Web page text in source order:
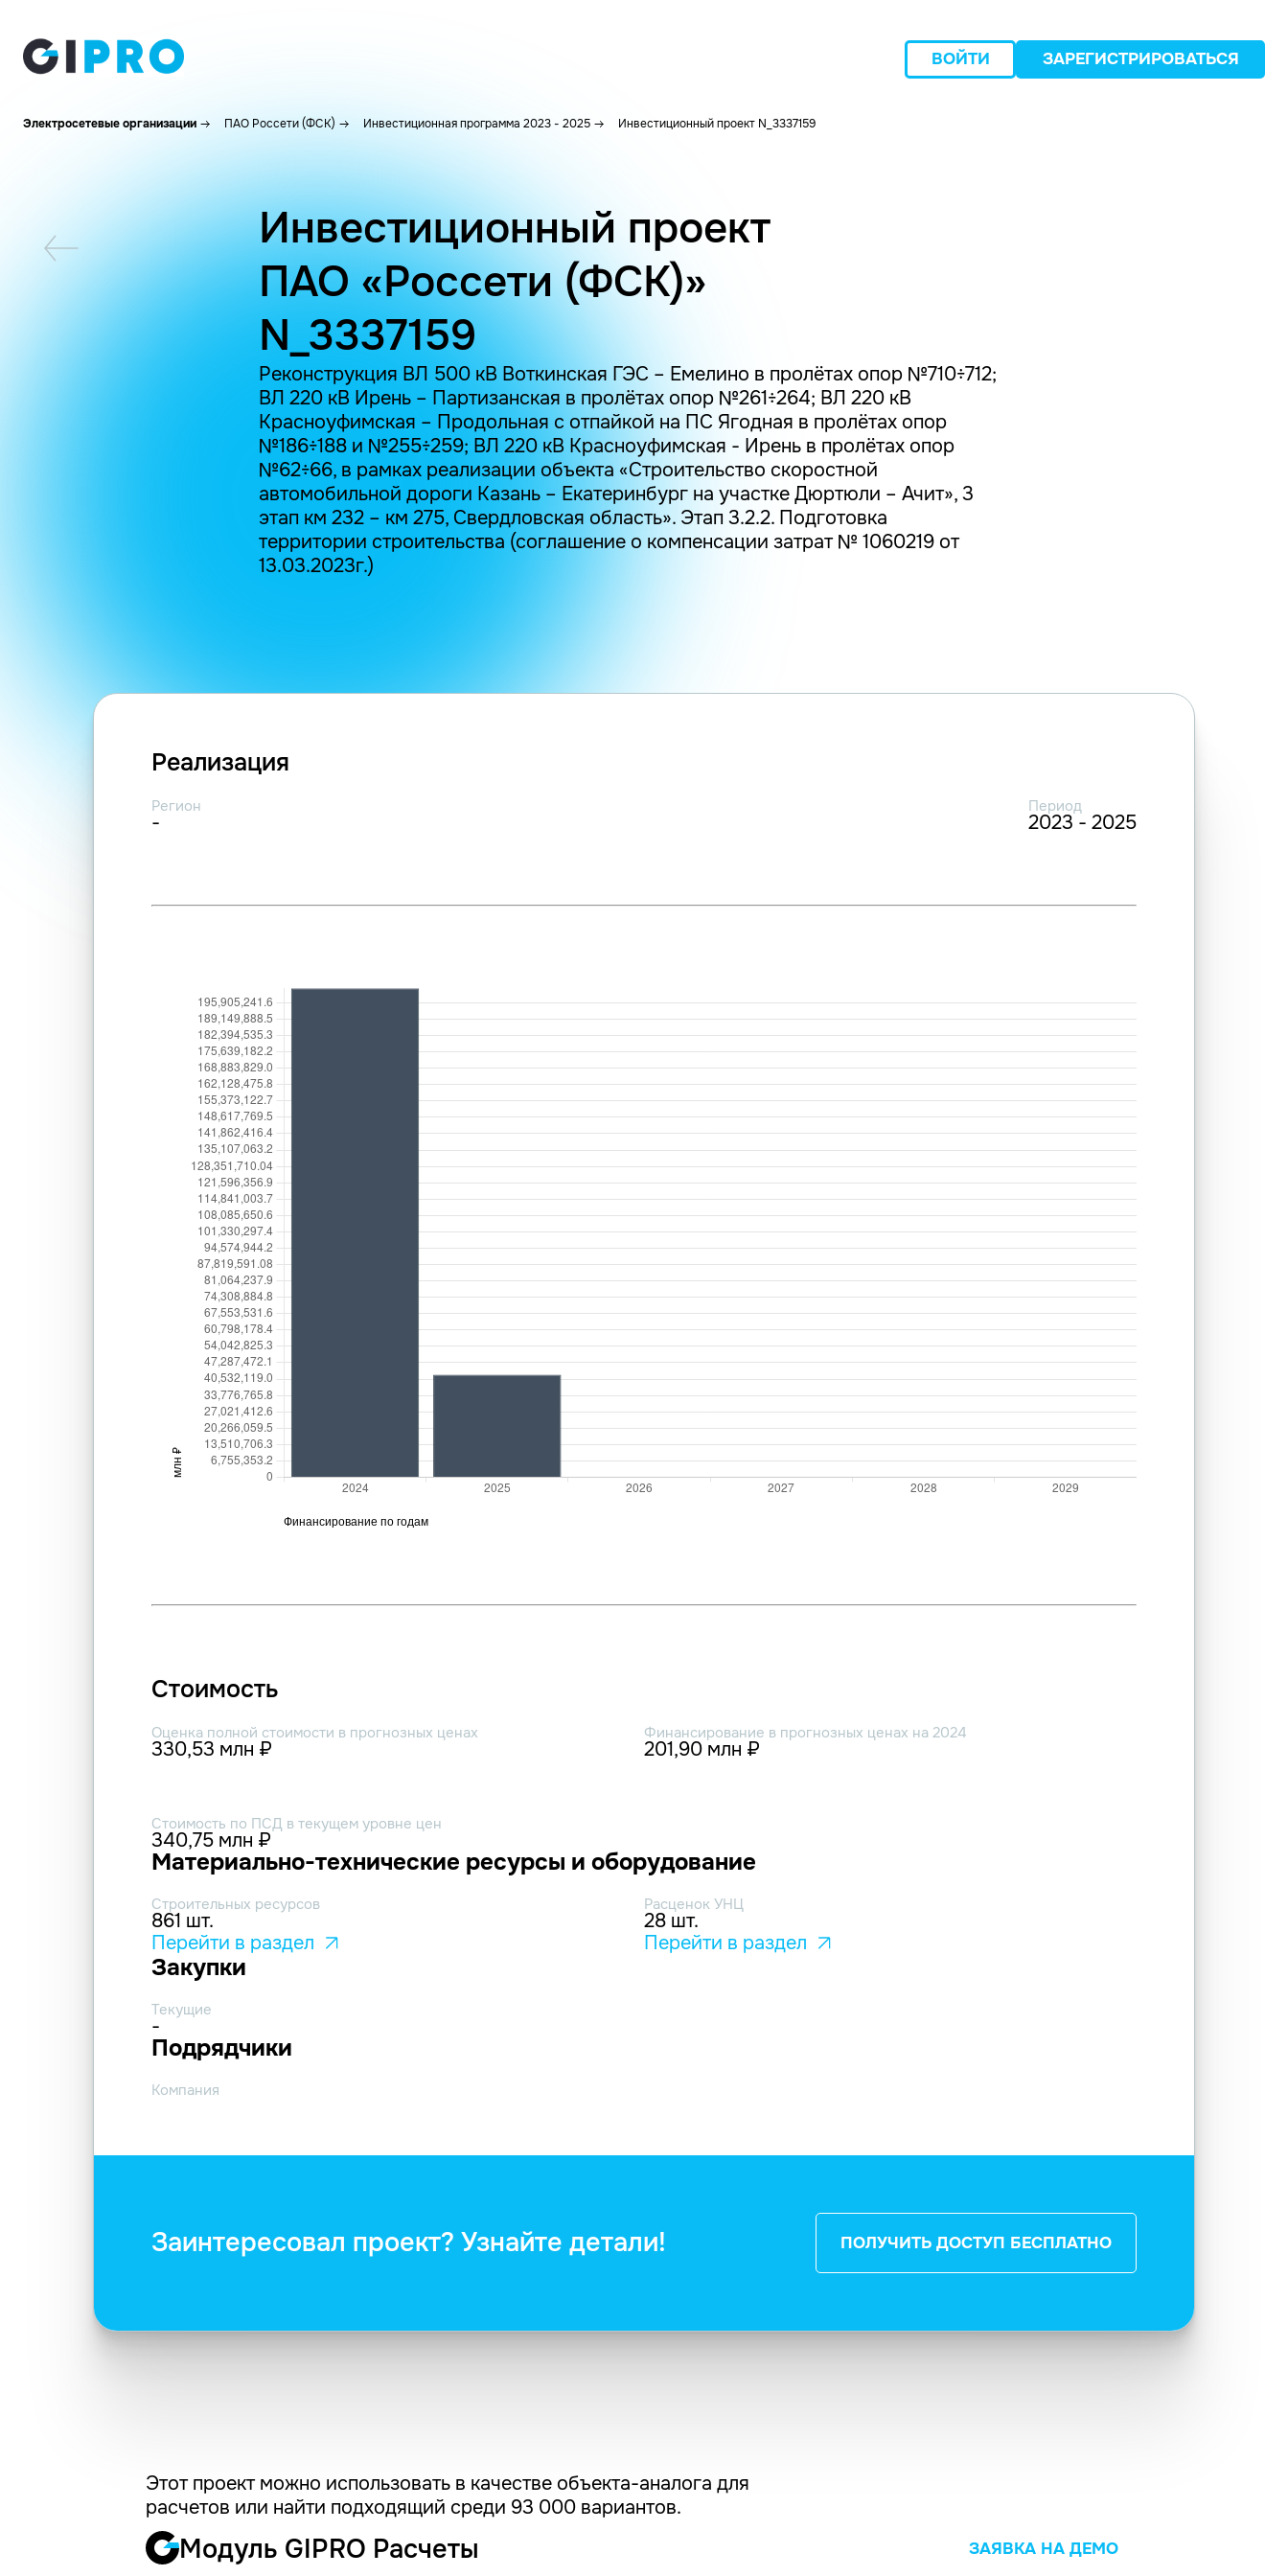
ВОЙТИ ЗАРЕГИСТРИРОВАТЬСЯ
Электросетевые организации ПАО Россети (ФСК) Инвестиционная программа 2023 - 2025 Инвестиционный проект N_3337159
Инвестиционный проект
ПАО «Россети (ФСК)»
N_3337159
Реконструкция ВЛ 500 кВ Воткинская ГЭС – Емелино в пролётах опор №710÷712;
ВЛ 220 кВ Ирень – Партизанская в пролётах опор №261÷264; ВЛ 220 кВ
Красноуфимская – Продольная с отпайкой на ПС Ягодная в пролётах опор
№186÷188 и №255÷259; ВЛ 220 кВ Красноуфимская - Ирень в пролётах опор
№62÷66, в рамках реализации объекта «Строительство скоростной
автомобильной дороги Казань – Екатеринбург на участке Дюртюли – Ачит», 3
этап км 232 – км 275, Свердловская область». Этап 3.2.2. Подготовка
территории строительства (соглашение о компенсации затрат № 1060219 от
13.03.2023г.)
Реализация
Регион
-
Период
2023 - 2025
Стоимость
Оценка полной стоимости в прогнозных ценах
330,53 млн ₽
Финансирование в прогнозных ценах на 2024
201,90 млн ₽
Стоимость по ПСД в текущем уровне цен
340,75 млн ₽
Материально-технические ресурсы и оборудование
Строительных ресурсов
861 шт.
Перейти в раздел
Расценок УНЦ
28 шт.
Перейти в раздел
Закупки
Текущие
-
Подрядчики
Компания
Заинтересовал проект? Узнайте детали! ПОЛУЧИТЬ ДОСТУП БЕСПЛАТНО
Этот проект можно использовать в качестве объекта-аналога для
расчетов или найти подходящий среди 93 000 вариантов.
Модуль GIPRO Расчеты ЗАЯВКА НА ДЕМО